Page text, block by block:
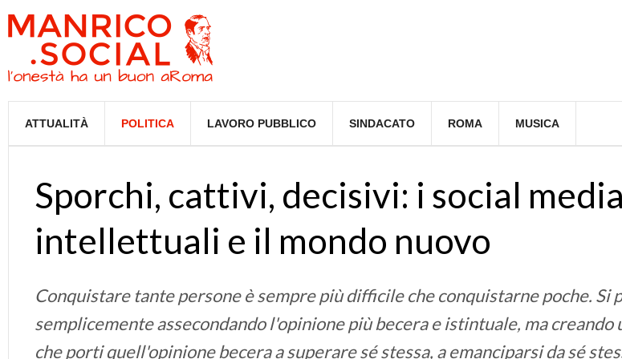
ATTUALITÀ POLITICA LAVORO PUBBLICO SINDACATO ROMA MUSICA
Sporchi, cattivi, decisivi: i social
intellettuali e il mondo nuovo
Conquistare tante persone è sempre più difficile che conquistarne poche. Si
semplicemente assecondando l'opinione più becera e istintuale, ma creando
che porti quell'opinione becera a superare sé stessa, a emanciparsi da sé